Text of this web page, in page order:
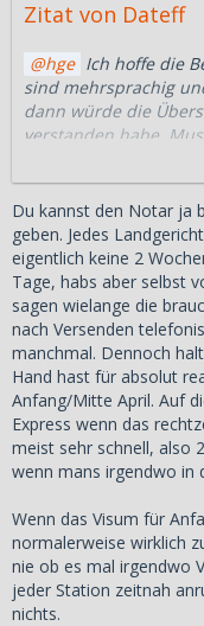
Zitat von Dateff
hge Ich hoffe die
sind mehrsprachig
dann würde die
verstanden habe.
beglaubigt werden
Ich mache mir eher
Termin beim Notar,
für das Landgericht
AOS auf dem
dann muss das
Das Visum gilt
dauern dies alles für
auch einfach z.B. 1
das Visum in diesem
verlängerbar?
Oh und ja, das
CFO Counselor,
gefordert.
Du kannst den Notar ja
geben. Jedes
eigentlich keine 2
Tage, habs aber selbst
sagen wielange die
nach Versenden
manchmal. Dennoch
Hand hast für absolut
Anfang/Mitte April. Auf
Express wenn das
meist sehr schnell, also
wenn mans irgendwo in
Wenn das Visum für
normalerweise wirklich
nie ob es mal irgendwo
jeder Station zeitnah
nichts.